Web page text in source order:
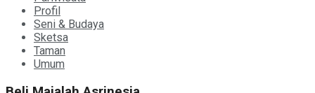
Profil
Seni & Budaya
Sketsa
Taman
Umum